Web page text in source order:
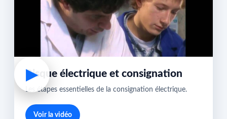
▶
Risque électrique et consignation
Les étapes essentielles de la consignation électrique.
Voir la vidéo